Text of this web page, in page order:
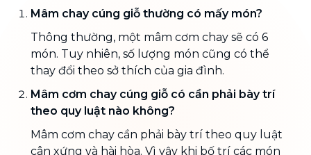
Mâm chay cúng giỗ thường có mấy món?
Thông thường, một mâm cơm chay sẽ có 6
món. Tuy nhiên, số lượng món cũng có thể
thay đổi theo sở thích của gia đình.
Mâm cơm chay cúng giỗ có cần phải bày trí
theo quy luật nào không?
Mâm cơm chay cần phải bày trí theo quy luật
cân xứng và hài hòa. Vì vậy khi bố trí các món